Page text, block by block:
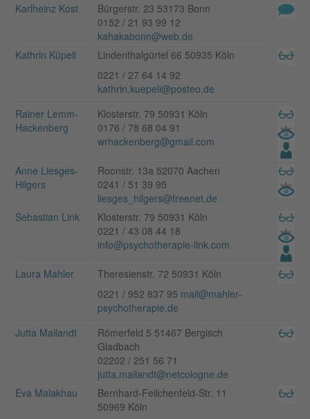
Karlheinz Kost
Bürgerstr. 23 53173 Bonn
0152 / 21 93 99 12
kahakabonn@web.de
Kathrin Küpeli
Lindenthalgürtel 66 50935 Köln
0221 / 27 64 14 92
kathrin.kuepeli@posteo.de
Rainer Lemm-
Hackenberg
Klosterstr. 79 50931 Köln
0176 / 78 68 04 91
wrhackenberg@gmail.com
Anne Liesges-
Hilgers
Roonstr. 13a 52070 Aachen
0241 / 51 39 95
liesges_hilgers@freenet.de
Sebastian Link
Klosterstr. 79 50931 Köln
0221 / 43 08 44 18
info@psychotherapie-link.com
Laura Mahler
Theresienstr. 72 50931 Köln
0221 / 952 837 95 mail@mahler-
psychotherapie.de
Jutta Mailandt
Römerfeld 5 51467 Bergisch
Gladbach
02202 / 251 56 71
jutta.mailandt@netcologne.de
Eva Malakhau
Bernhard-Feilchenfeld-Str. 11
50969 Köln